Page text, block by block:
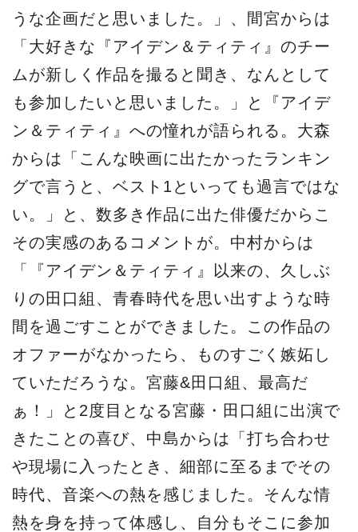
うな企画だと思いました。」、間宮からは
「⼤好きな『アイデン＆ティティ』のチー
ムが新しく作品を撮ると聞き、なんとして
も参加したいと思いました。」と『アイデ
ン＆ティティ』への憧れが語られる。⼤森
からは「こんな映画に出たかったランキン
グで⾔うと、ベスト1といっても過⾔ではな
い。」と、数多き作品に出た俳優だからこ
その実感のあるコメントが。中村からは
「『アイデン＆ティティ』以来の、久しぶ
りの⽥⼝組、⻘春時代を思い出すような時
間を過ごすことができました。この作品の
オファーがなかったら、ものすごく嫉妬し
ていただろうな。宮藤&⽥⼝組、最⾼だ
ぁ！」と2度⽬となる宮藤・⽥⼝組に出演で
きたことの喜び、中島からは「打ち合わせ
や現場に⼊ったとき、細部に⾄るまでその
時代、⾳楽への熱を感じました。そんな情
熱を⾝を持って体感し、⾃分もそこに参加